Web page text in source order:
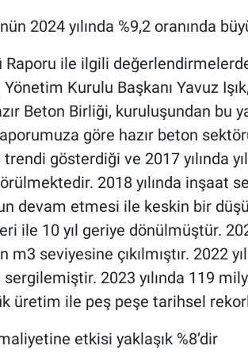
2024 yılında %9,2 oranında
Raporu ile ilgili
Kurulu Başkanı Yavuz
Beton Birliği, kuruluşundan bu
göre hazır beton
gösterdiği ve 2017 yılında
2018 yılında inşaat
devam etmesi ile keskin bir
ile 10 yıl geriye dönülmüştür.
m3 seviyesine çıkılmıştır. 2022
2023 yılında 119
üretim ile peş peşe tarihsel
etkisi yaklaşık %8’dir